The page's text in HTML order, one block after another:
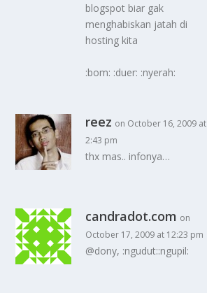
blogspot biar gak
menghabiskan jatah di
hosting kita
:bom: :duer: :nyerah:
reez on October 16, 2009 at
2:43 pm
thx mas.. infonya…
candradot.com on
October 17, 2009 at 12:23 pm
@dony, :ngudut::ngupil: